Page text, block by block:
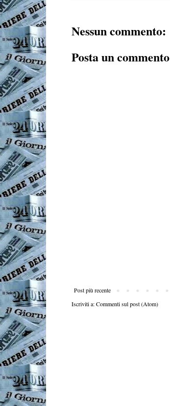
Nessun commento:
Posta un commento
Post più recente
Iscriviti a:Commenti sul post (Atom)